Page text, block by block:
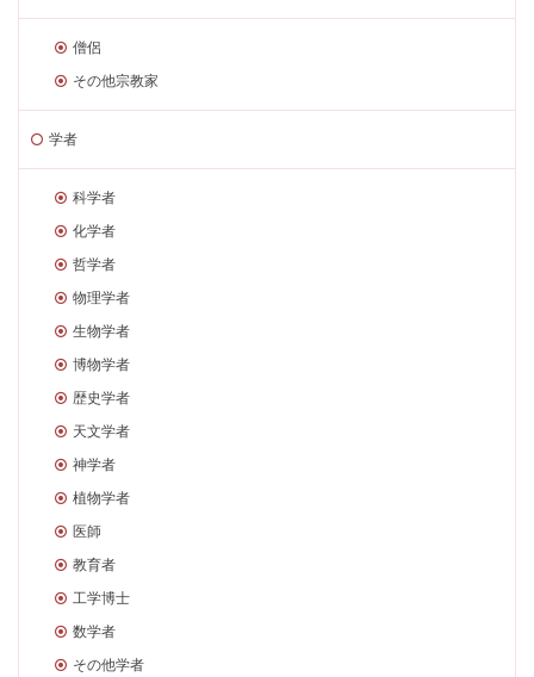
僧侶
その他宗教家
学者
科学者
化学者
哲学者
物理学者
生物学者
博物学者
歴史学者
天文学者
神学者
植物学者
医師
教育者
工学博士
数学者
その他学者